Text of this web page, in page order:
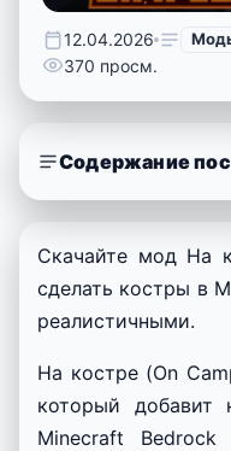
12.04.2026
370 просм.
Содержание
Скачайте мод На
сделать костры в
реалистичными.
На костре (On
который добавит
Minecraft